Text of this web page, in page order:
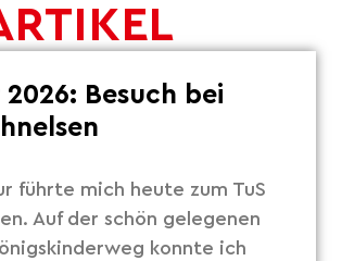
Besuch bei
führte mich heute zum TuS
Auf der schön gelegenen
konnte ich